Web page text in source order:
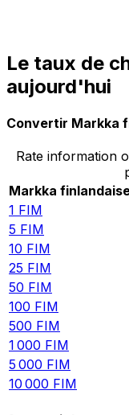
Le taux de
aujourd'hui
Convertir Markka
Rate information
Markka
1 FIM
5 FIM
10 FIM
25 FIM
50 FIM
100 FIM
500 FIM
1 000 FIM
5 000 FIM
10 000 FIM